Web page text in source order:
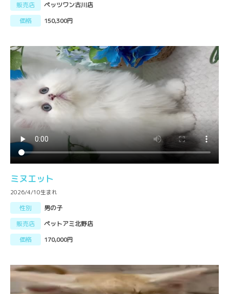
販売店
ペッツワン古川店
価格
150,300円
ミヌエット
2026/4/10生まれ
性別
男の子
販売店
ペットアミ北野店
価格
170,000円